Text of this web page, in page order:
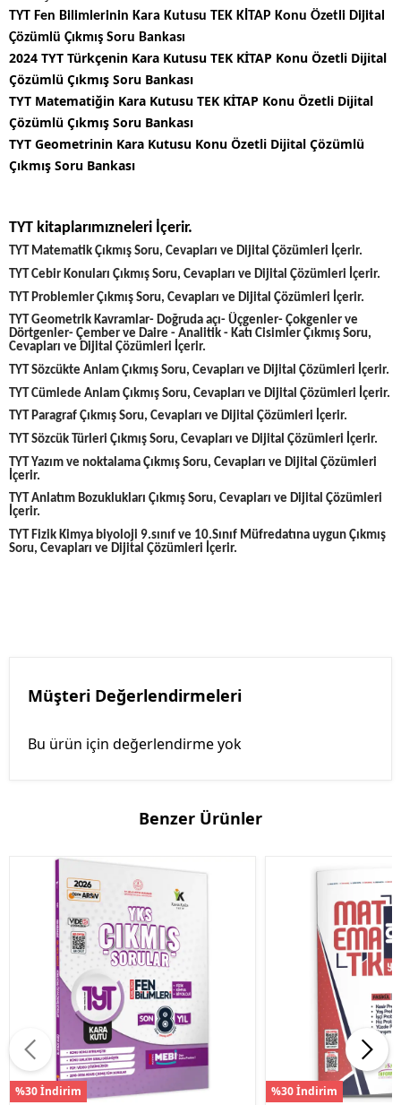
TYT Fen Bilimlerinin Kara Kutusu TEK KİTAP Konu Özetli Dijital
Çözümlü Çıkmış Soru Bankası
2024 TYT Türkçenin Kara Kutusu TEK KİTAP Konu Özetli Dijital
Çözümlü Çıkmış Soru Bankası
TYT Matematiğin Kara Kutusu TEK KİTAP Konu Özetli Dijital
Çözümlü Çıkmış Soru Bankası
TYT Geometrinin Kara Kutusu Konu Özetli Dijital Çözümlü
Çıkmış Soru Bankası
TYT kitaplarımızneleri İçerir.
TYT Matematik Çıkmış Soru, Cevapları ve Dijital Çözümleri İçerir.
TYT Cebir Konuları Çıkmış Soru, Cevapları ve Dijital Çözümleri İçerir.
TYT Problemler Çıkmış Soru, Cevapları ve Dijital Çözümleri İçerir.
TYT Geometrik Kavramlar- Doğruda açı- Üçgenler- Çokgenler ve
Dörtgenler- Çember ve Daire - Analitik - Katı Cisimler Çıkmış Soru,
Cevapları ve Dijital Çözümleri İçerir.
TYT Sözcükte Anlam Çıkmış Soru, Cevapları ve Dijital Çözümleri İçerir.
TYT Cümlede Anlam Çıkmış Soru, Cevapları ve Dijital Çözümleri İçerir.
TYT Paragraf Çıkmış Soru, Cevapları ve Dijital Çözümleri İçerir.
TYT Sözcük Türleri Çıkmış Soru, Cevapları ve Dijital Çözümleri İçerir.
TYT Yazım ve noktalama Çıkmış Soru, Cevapları ve Dijital Çözümleri
İçerir.
TYT Anlatım Bozuklukları Çıkmış Soru, Cevapları ve Dijital Çözümleri
İçerir.
TYT Fizik Kimya biyoloji 9.sınıf ve 10.Sınıf Müfredatına uygun Çıkmış
Soru, Cevapları ve Dijital Çözümleri İçerir.
Müşteri Değerlendirmeleri
Bu ürün için değerlendirme yok
Benzer Ürünler
%30 İndirim %30 İndirim